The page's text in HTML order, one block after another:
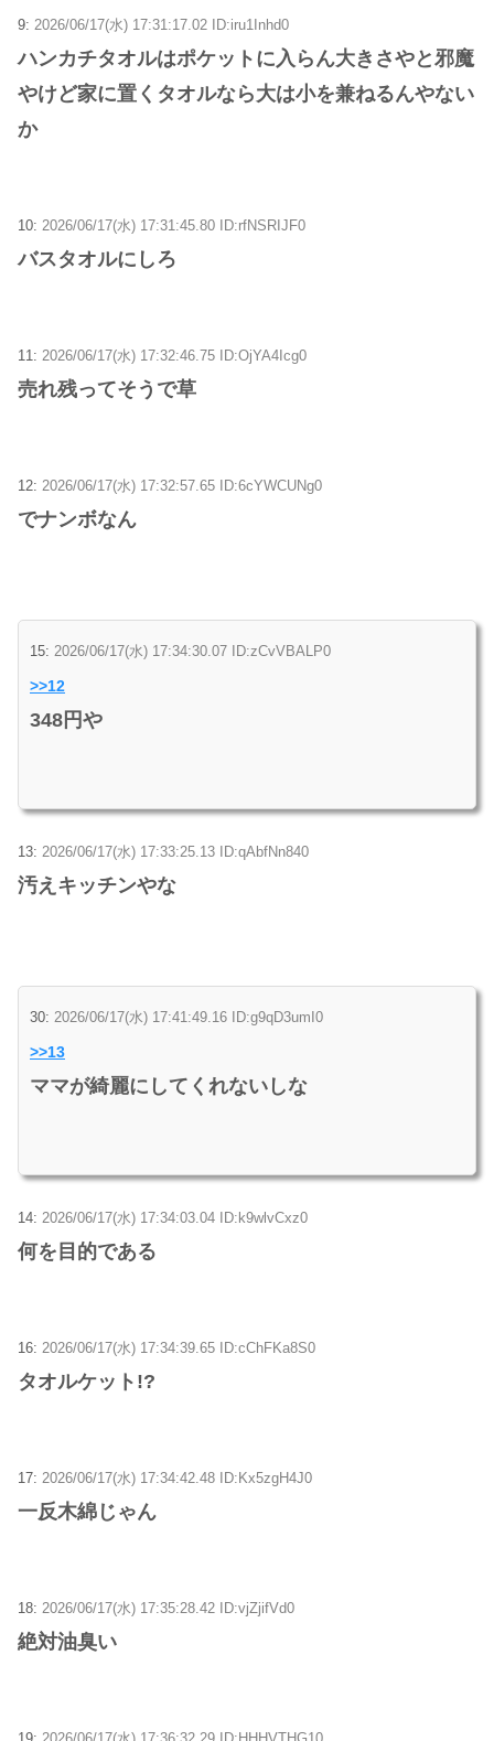
9: 2026/06/17(水) 17:31:17.02 ID:iru1Inhd0
ハンカチタオルはポケットに入らん大きさやと邪魔
やけど家に置くタオルなら大は小を兼ねるんやない
か
10: 2026/06/17(水) 17:31:45.80 ID:rfNSRIJF0
バスタオルにしろ
11: 2026/06/17(水) 17:32:46.75 ID:OjYA4Icg0
売れ残ってそうで草
12: 2026/06/17(水) 17:32:57.65 ID:6cYWCUNg0
でナンボなん
15: 2026/06/17(水) 17:34:30.07 ID:zCvVBALP0
>>12
348円や
13: 2026/06/17(水) 17:33:25.13 ID:qAbfNn840
汚えキッチンやな
30: 2026/06/17(水) 17:41:49.16 ID:g9qD3umI0
>>13
ママが綺麗にしてくれないしな
14: 2026/06/17(水) 17:34:03.04 ID:k9wlvCxz0
何を目的である
16: 2026/06/17(水) 17:34:39.65 ID:cChFKa8S0
タオルケット!?
17: 2026/06/17(水) 17:34:42.48 ID:Kx5zgH4J0
一反木綿じゃん
18: 2026/06/17(水) 17:35:28.42 ID:vjZjifVd0
絶対油臭い